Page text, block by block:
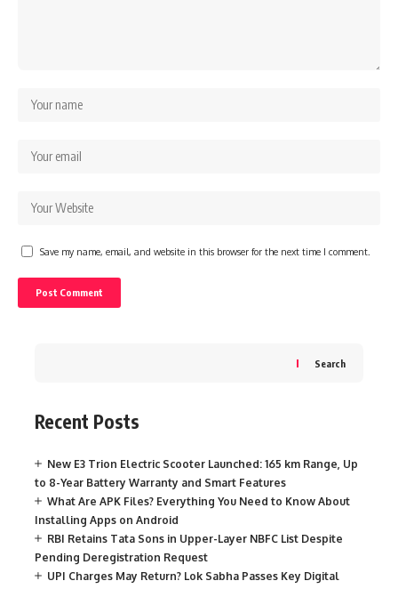
Save my name, email, and website in this browser for the next time I comment.
Search
Recent Posts
New E3 Trion Electric Scooter Launched: 165 km Range, Up
to 8-Year Battery Warranty and Smart Features
What Are APK Files? Everything You Need to Know About
Installing Apps on Android
RBI Retains Tata Sons in Upper-Layer NBFC List Despite
Pending Deregistration Request
UPI Charges May Return? Lok Sabha Passes Key Digital